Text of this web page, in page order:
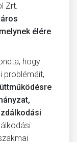
Zrt.
élére
hogy
problémáit,